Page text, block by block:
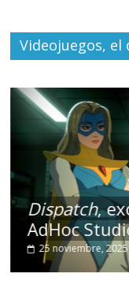
Videojuegos, el
Dispatch,
AdHoc
25 noviembre, 2025